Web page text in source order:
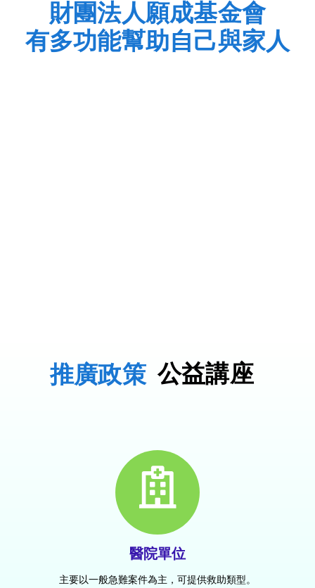
財團法人願成基金會
有多功能幫助自己與家人
推廣政策 公益講座
醫院單位
主要以一般急難案件為主，可提供救助類型。